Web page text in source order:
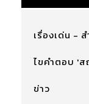
เรื่องเด่น -
ไขคำตอบ '
ข่าว